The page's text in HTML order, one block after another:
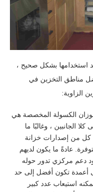
استخدامها بشكل صحيح ،
مناطق التخزين في
الزاوية:
الكسولة المخصصة هي
90 درجة على كلا الجانبين ، وغالبًا ما
عرض 36 بوصة. كل من إصدارات خزانة
عادةً ما يكون لديهم
دعم مركزي تدور حوله
أعمدة تكون أفضل إلى حد
360 درجة ويمكنه استيعاب عدد كبير